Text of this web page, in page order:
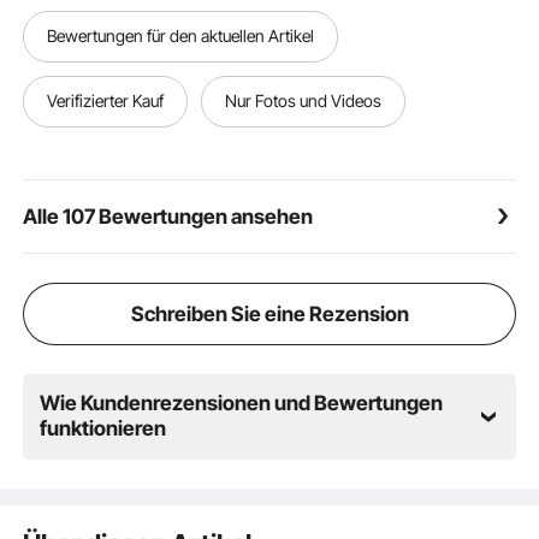
mehr. Schnell und einfach durch, auch mit Einkäufen,
einem Baby oder anderen Gegenständen
Einziehbar & übersichtlich: Im eingefahrenen Zustand
verschwindet das einziehbare Haustiergitter in
seinem Gehäuse und sorgt so für Ordnung und freie
Bewertungen für den aktuellen Artikel
Verifizierter Kauf Nur Fotos und Videos
Alle 107 Bewertungen ansehen
Schreiben Sie eine Rezension
Wie Kundenrezensionen und Bewertungen
funktionieren